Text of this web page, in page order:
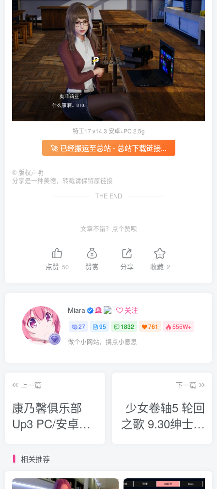
特工17 v14.3 安卓+PC 2.5g
🚀 已经搬运至总站 - 总站下载链接...
© 版权声明
分享是一种美德，转载请保留原链接
THE END
文章不错？点个赞呗
点赞 50 赞赏 分享 收藏 2
Miara 关注
27 95 1832 761 555W+
做个小网站，搞点小意思
上一篇
康乃馨俱乐部
Up3 PC/安卓
下一篇
少女卷轴5 轮回
之歌 9.30绅士稳
相关推荐